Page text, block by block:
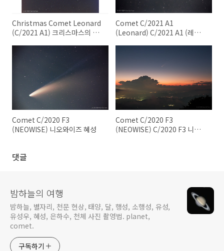
Christmas Comet Leonard
(C/2021 A1) 크리스마스의 혜
Comet C/2021 A1
(Leonard) C/2021 A1 (레너
Comet C/2020 F3
(NEOWISE) 니오와이즈 혜성
Comet C/2020 F3
(NEOWISE) C/2020 F3 니오와
댓글
밤하늘의 여행
밤하늘, 별자리, 천문 현상, 태양, 달, 행성, 소행성, 유성,
유성우, 혜성, 은하수, 천체 사진 촬영법. planet,
comet.
구독하기